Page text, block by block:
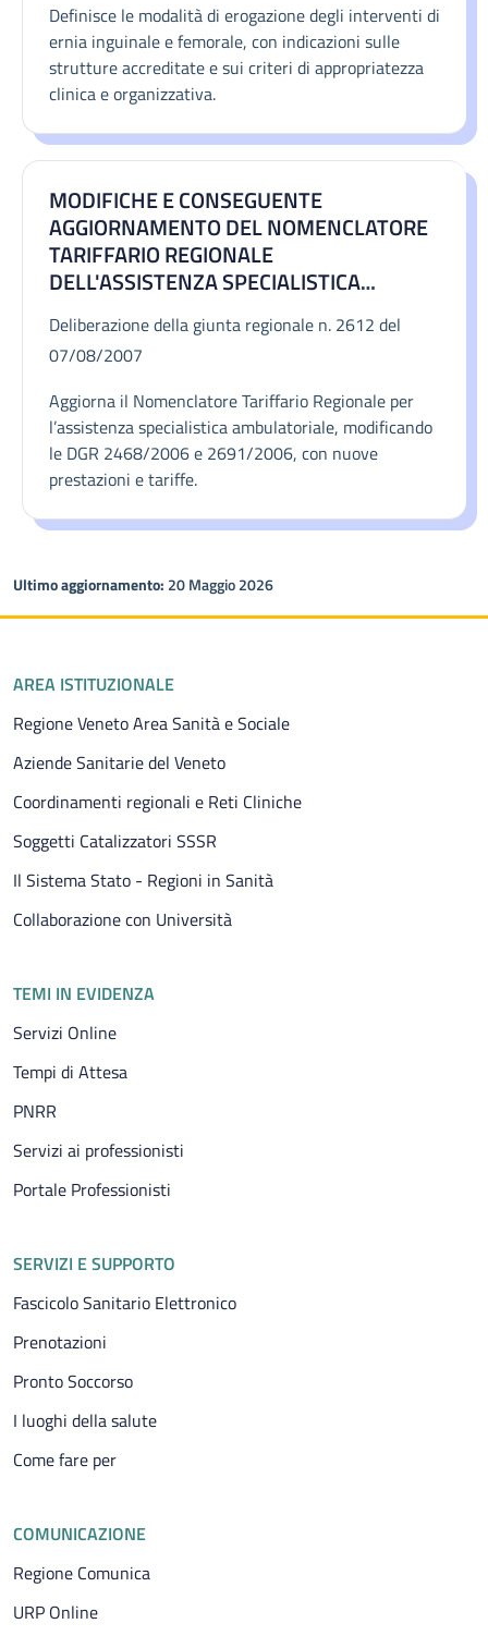
Definisce le modalità di erogazione degli interventi di
ernia inguinale e femorale, con indicazioni sulle
strutture accreditate e sui criteri di appropriatezza
clinica e organizzativa.
MODIFICHE E CONSEGUENTE
AGGIORNAMENTO DEL NOMENCLATORE
TARIFFARIO REGIONALE
DELL'ASSISTENZA SPECIALISTICA
SUCCESSIVE MODIFICHE ED
INTEGRAZIONI). MODIFICHE ED
INTEGRAZIONI DELLA DGR N. 2691/2006.
Deliberazione della giunta regionale n. 2612 del
07/08/2007
Aggiorna il Nomenclatore Tariffario Regionale per
l’assistenza specialistica ambulatoriale, modificando
le DGR 2468/2006 e 2691/2006, con nuove
prestazioni e tariffe.
Ultimo aggiornamento: 20 Maggio 2026
Piè di pagina
AREA ISTITUZIONALE
Regione Veneto Area Sanità e Sociale
Aziende Sanitarie del Veneto
Coordinamenti regionali e Reti Cliniche
Soggetti Catalizzatori SSSR
Il Sistema Stato - Regioni in Sanità
Collaborazione con Università
TEMI IN EVIDENZA
Servizi Online
Tempi di Attesa
PNRR
Servizi ai professionisti
Portale Professionisti
SERVIZI E SUPPORTO
Fascicolo Sanitario Elettronico
Prenotazioni
Pronto Soccorso
I luoghi della salute
Come fare per
COMUNICAZIONE
Regione Comunica
URP Online